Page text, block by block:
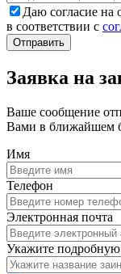
Даю согласие на
в соответствии с
Заявка на
Ваше сообщение
Вами в ближайшем
Имя
Телефон
Электронная почта
Укажите